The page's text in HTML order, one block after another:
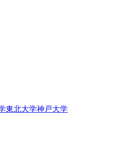
東北大学神戸大学